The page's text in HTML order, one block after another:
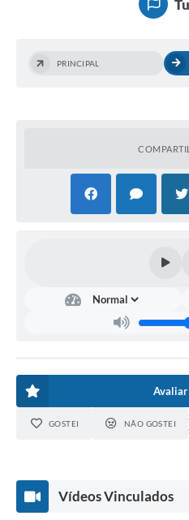
PRINCIPAL
Avaliar
GOSTEI NÃO GOSTEI
Vídeos Vinculados